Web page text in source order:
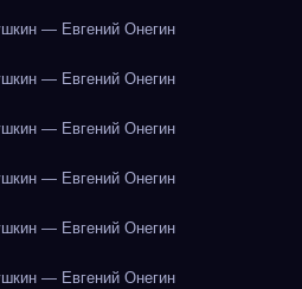
— Евгений Онегин
— Евгений Онегин
— Евгений Онегин
— Евгений Онегин
— Евгений Онегин
— Евгений Онегин